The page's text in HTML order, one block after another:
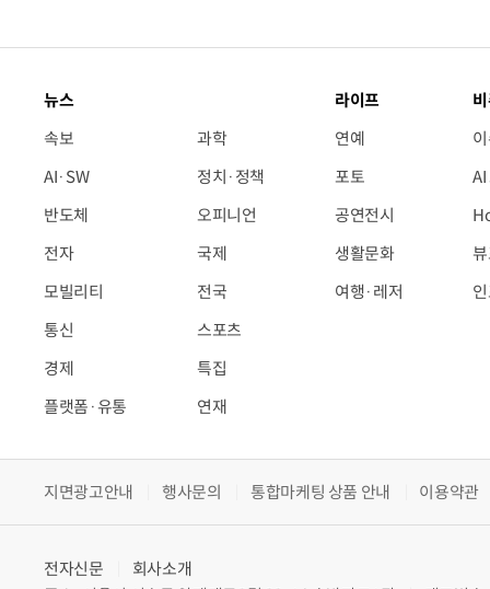
뉴스
속보
AI·SW
반도체
전자
모빌리티
통신
경제
플랫폼·유통
과학
정치·정책
오피니언
국제
전국
스포츠
특집
연재
라이프
연예
포토
공연전시
생활문화
여행·레저
지면광고안내 행사문의 통합마케팅 상품 안내 이용약관
전자신문
회사소개